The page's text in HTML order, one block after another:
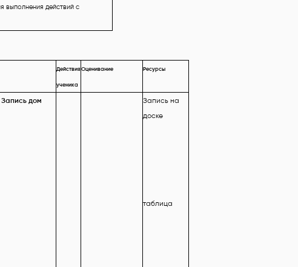
выполнения действий с
Действия
ученика
Оценивание Ресурсы
дом
Запись на
доске
таблица